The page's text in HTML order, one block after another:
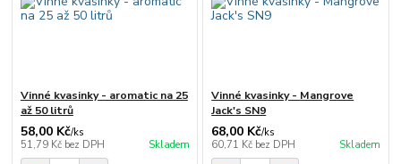
Vinné kvasinky - aromatic na 25
až 50 litrů
58,00 Kč/ks
51,79 Kč bez DPH Skladem
Vinné kvasinky - Mangrove
Jack's SN9
68,00 Kč/ks
60,71 Kč bez DPH Skladem